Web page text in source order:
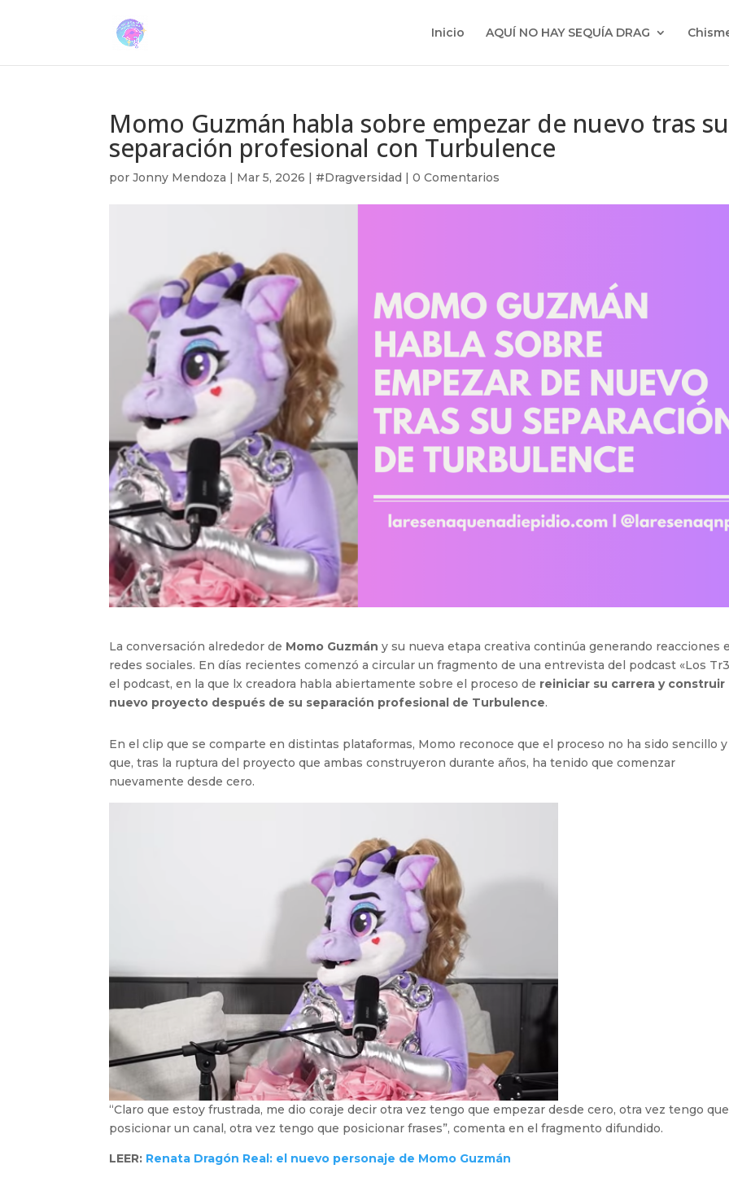
Inicio AQUÍ NO HAY SEQUÍA DRAG
Momo Guzmán habla sobre empezar de nuevo tras su
separación profesional con Turbulence
porJonny Mendoza | Mar 5, 2026 | #Dragversidad |0 Comentarios
La conversación alrededor de Momo Guzmán y su nueva etapa creativa continúa generando reacciones
redes sociales. En días recientes comenzó a circular un fragmento de una entrevista del podcast «Los
el podcast, en la que lx creadora habla abiertamente sobre el proceso de reiniciar su carrera y construir
nuevo proyecto después de su separación profesional de Turbulence.
En el clip que se comparte en distintas plataformas, Momo reconoce que el proceso no ha sido sencillo y
que, tras la ruptura del proyecto que ambas construyeron durante años, ha tenido que comenzar
nuevamente desde cero.
“Claro que estoy frustrada, me dio coraje decir otra vez tengo que empezar desde cero, otra vez tengo que
posicionar un canal, otra vez tengo que posicionar frases”, comenta en el fragmento difundido.
LEER: Renata Dragón Real: el nuevo personaje de Momo Guzmán